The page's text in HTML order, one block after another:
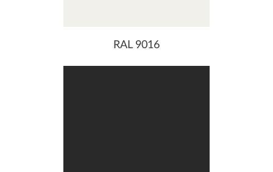
RAL 9016